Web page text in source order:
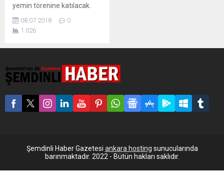
yemin törenine katılacak.
Irak Kürt Bölgesel Yönetimi
Başbakanı Neçirvan
Cumhurbaşkanlığı Hükümet
Sistemi’ne geçiş
törenine katılmak için
Ankara’ya geleceği belirtildi.
Erbil merkezli yayın yapan
Neçirvan Barzani yarın
Ankara’yı ziyaret edecek.
08.07.2018
0
1.026
Şemdinli Haber Gazetesi ankara hosting sunucularında
barınmaktadır. 2022 - Bütün hakları saklıdır.